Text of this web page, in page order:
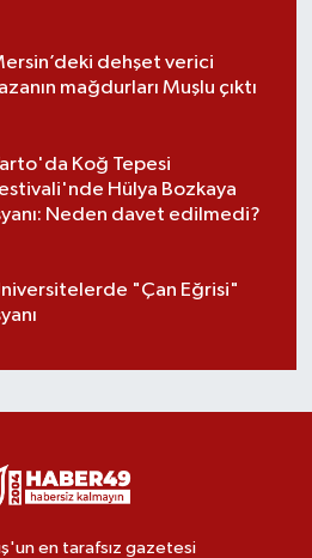
dehşet verici
mağdurları Muşlu çıktı
Koğ Tepesi
Hülya Bozkaya
Neden davet edilmedi?
"Çan Eğrisi"
en tarafsız gazetesi